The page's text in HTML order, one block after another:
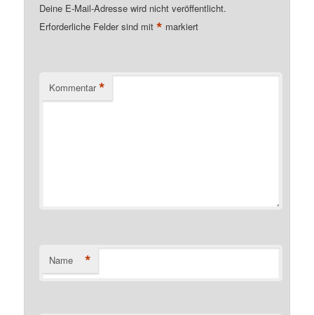
Deine E-Mail-Adresse wird nicht veröffentlicht.
Erforderliche Felder sind mit* markiert
Kommentar *
Name *